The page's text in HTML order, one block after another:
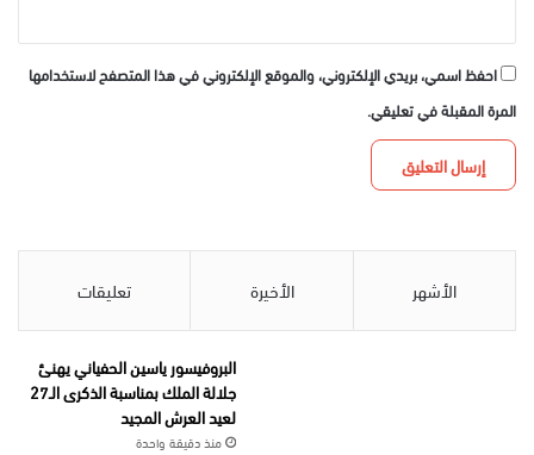
احفظ اسمي، بريدي الإلكتروني، والموقع الإلكتروني في هذا المتصفح لاستخدامها
المرة المقبلة في تعليقي.
الأشهر الأخيرة تعليقات
البروفيسور ياسين الحفياني يهنئ
جلالة الملك بمناسبة الذكرى الـ27
لعيد العرش المجيد
منذ دقيقة واحدة